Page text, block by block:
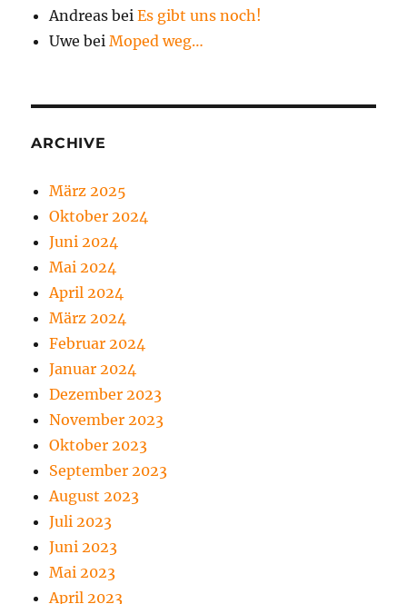
Andreas beiEs gibt uns noch!
Uwe beiMoped weg…
ARCHIVE
März 2025
Oktober 2024
Juni 2024
Mai 2024
April 2024
März 2024
Februar 2024
Januar 2024
Dezember 2023
November 2023
Oktober 2023
September 2023
August 2023
Juli 2023
Juni 2023
Mai 2023
April 2023